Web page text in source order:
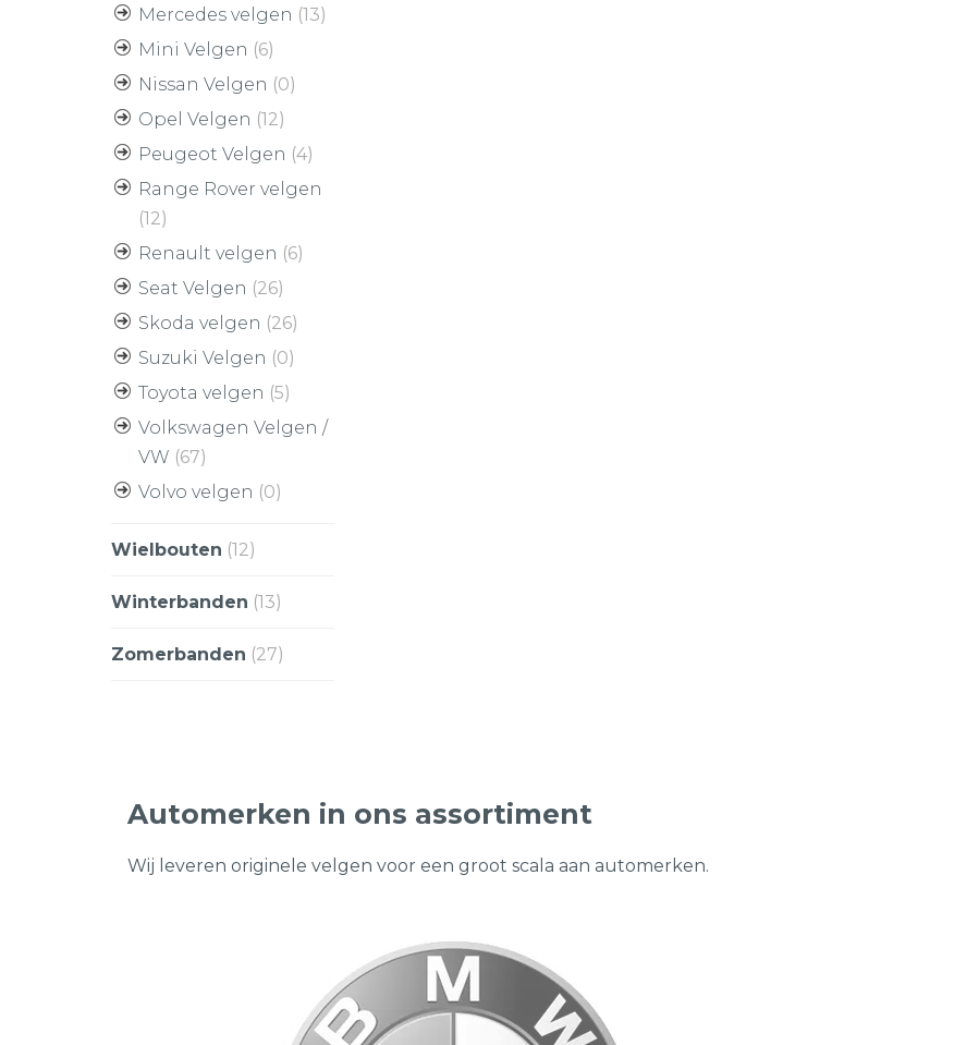
Mercedes velgen (13)
Mini Velgen (6)
Nissan Velgen (0)
Opel Velgen (12)
Peugeot Velgen (4)
Range Rover velgen
(12)
Renault velgen (6)
Seat Velgen (26)
Skoda velgen (26)
Suzuki Velgen (0)
Toyota velgen (5)
Volkswagen Velgen /
VW (67)
Volvo velgen (0)
Wielbouten (12)
Winterbanden (13)
Zomerbanden (27)
Automerken in ons assortiment
Wij leveren originele velgen voor een groot scala aan automerken.